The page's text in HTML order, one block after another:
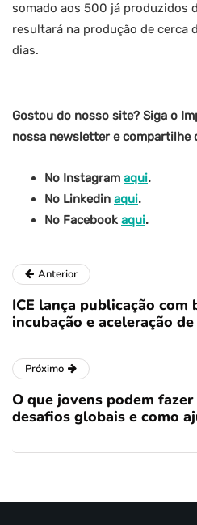
somado aos 500 já produzidos
resultará na produção de cerca
dias.
Gostou do nosso site? Siga o
nossa newsletter e compartilhe
No Instagram aqui.
No Linkedin aqui.
No Facebook aqui.
Anterior
ICE lança publicação com
incubação e aceleração
Próximo
O que jovens podem
desafios globais e como